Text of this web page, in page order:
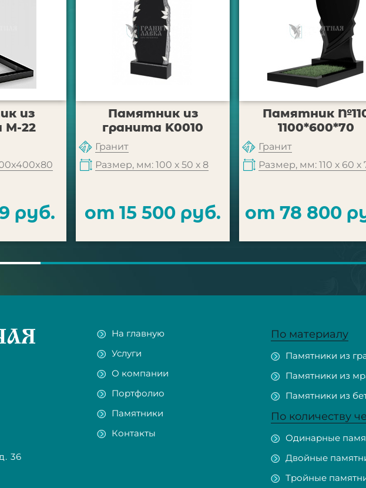
из
М-22
руб.
Памятник из
гранита K0010
Гранит
Размер, мм: 100 х 50 х 8
от 15 500 руб.
Памятник
1100*600*70
Гранит
Размер, мм: 110 х 60 х
от 78 800
36
На главную
Услуги
О компании
Портфолио
Памятники
Контакты
По материалу
Памятники из
Памятники из
Памятники из
По количеству
Одинарные
Двойные
Тройные